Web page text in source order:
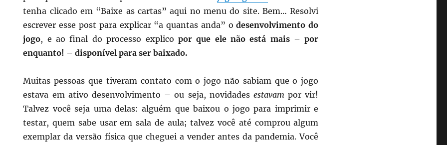
tenha clicado em “Baixe as cartas” aqui no menu do site. Bem… Resolvi
escrever esse post para explicar “a quantas anda” odesenvolvimento do
jogo, e ao final do processo explico por que ele não está mais – por
enquanto! – disponível para ser baixado.
Muitas pessoas que tiveram contato com o jogo não sabiam que o jogo
estava em ativo desenvolvimento – ou seja, novidades estavam por vir!
Talvez você seja uma delas: alguém que baixou o jogo para imprimir e
testar, quem sabe usar em sala de aula; talvez você até comprou algum
exemplar da versão física que cheguei a vender antes da pandemia. Você